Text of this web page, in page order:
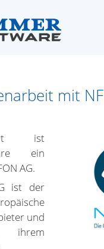
mit
ist
ein
AG.
ist der
und
ihrem